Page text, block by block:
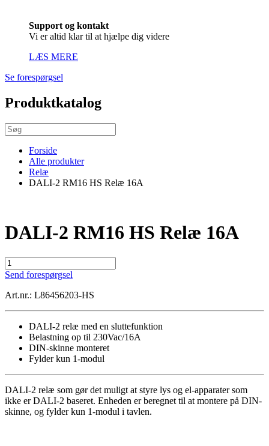
Support og kontakt
Vi er altid klar til at hjælpe dig videre
LÆS MERE
Se forespørgsel
Produktkatalog
Forside
Alle produkter
Relæ
DALI-2 RM16 HS Relæ 16A
DALI-2 RM16 HS Relæ 16A
DALI-
2
HS
antal
Send forespørgsel
Art.nr.: L86456203-HS
DALI-2 relæ med en sluttefunktion
Belastning op til 230Vac/16A
DIN-skinne monteret
Fylder kun 1-modul
DALI-2 relæ som gør det muligt at styre lys og el-apparater som
ikke er DALI-2 baseret. Enheden er beregnet til at montere på DIN-
skinne, og fylder kun 1-modul i tavlen.